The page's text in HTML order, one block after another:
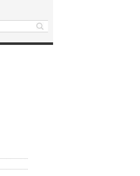
search